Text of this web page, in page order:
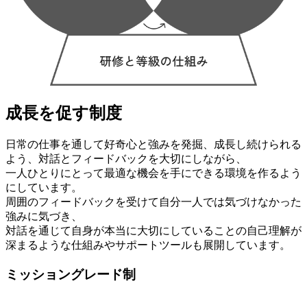
成長を促す制度
日常の仕事を通して好奇心と強みを発掘、成長し続けられる
よう、対話とフィードバックを大切にしながら、
一人ひとりにとって最適な機会を手にできる環境を作るよう
にしています。
周囲のフィードバックを受けて自分一人では気づけなかった
強みに気づき、
対話を通じて自身が本当に大切にしていることの自己理解が
深まるような仕組みやサポートツールも展開しています。
ミッショングレード制